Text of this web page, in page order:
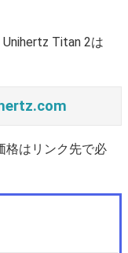
Titan 2は
格はリンク先で必